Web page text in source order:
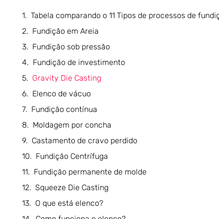
Tabela comparando o 11 Tipos de processos de
Fundição em Areia
Fundição sob pressão
Fundição de investimento
Gravity Die Casting
Elenco de vácuo
Fundição contínua
Moldagem por concha
Castamento de cravo perdido
Fundição Centrífuga
Fundição permanente de molde
Squeeze Die Casting
O que está elenco?